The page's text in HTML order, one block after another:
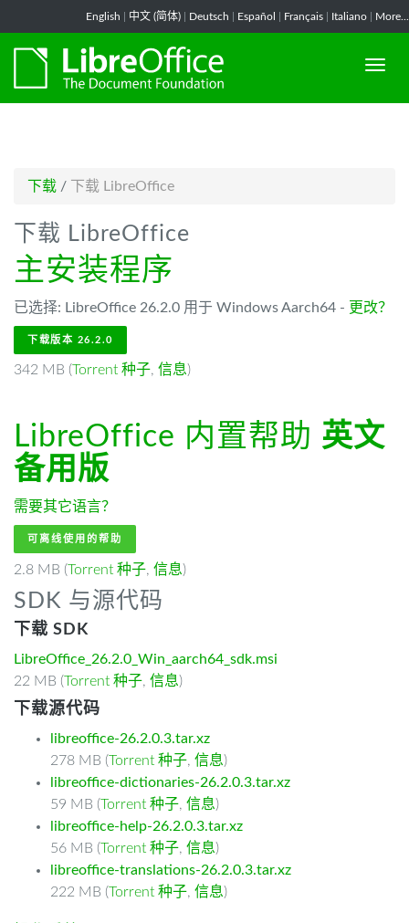
English 中文 (简体) Deutsch Español Français Italiano More...
下载 / 下载 LibreOffice
下载 LibreOffice
主安装程序
已选择: LibreOffice 26.2.0 用于 Windows Aarch64 - 更改？
下载版本 26.2.0
342 MB (Torrent 种子, 信息)
LibreOffice 内置帮助 英文
备用版
需要其它语言？
可离线使用的帮助
2.8 MB (Torrent 种子, 信息)
SDK 与源代码
下载 SDK
LibreOffice_26.2.0_Win_aarch64_sdk.msi
22 MB (Torrent 种子, 信息)
下载源代码
libreoffice-26.2.0.3.tar.xz
278 MB (Torrent 种子, 信息)
libreoffice-dictionaries-26.2.0.3.tar.xz
59 MB (Torrent 种子, 信息)
libreoffice-help-26.2.0.3.tar.xz
56 MB (Torrent 种子, 信息)
libreoffice-translations-26.2.0.3.tar.xz
222 MB (Torrent 种子, 信息)